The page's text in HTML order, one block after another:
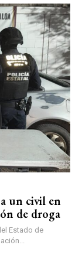
un civil en
de droga
Estado de